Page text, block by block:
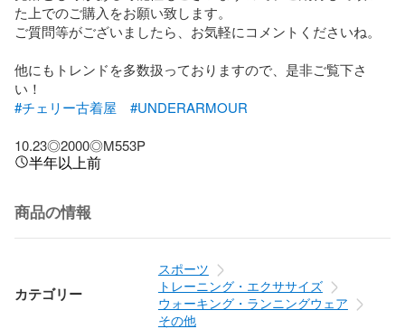
た上でのご購入をお願い致します。
ご質問等がございましたら、お気軽にコメントくださいね。
他にもトレンドを多数扱っておりますので、是非ご覧下さ
#チェリー古着屋
#UNDERARMOUR
10.23◎2000◎M553P
半年以上前
商品の情報
カテゴリー
スポーツ
トレーニング・エクササイズ
ウォーキング・ランニングウェア
その他